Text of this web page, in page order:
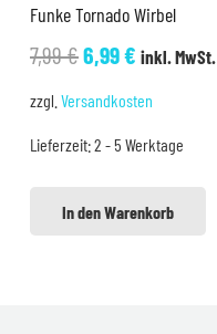
Funke Tornado Wirbel
7,99€Ursprünglicher
7,99 €
6,99€Aktueller
6,99 €.
inkl. MwSt.
zzgl. Versandkosten
Lieferzeit:2 - 5 Werktage
In den Warenkorb